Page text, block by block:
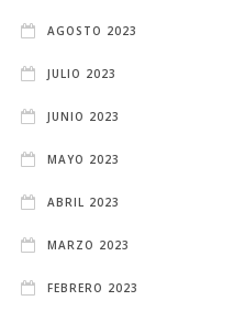
AGOSTO 2023
JULIO 2023
JUNIO 2023
MAYO 2023
ABRIL 2023
MARZO 2023
FEBRERO 2023